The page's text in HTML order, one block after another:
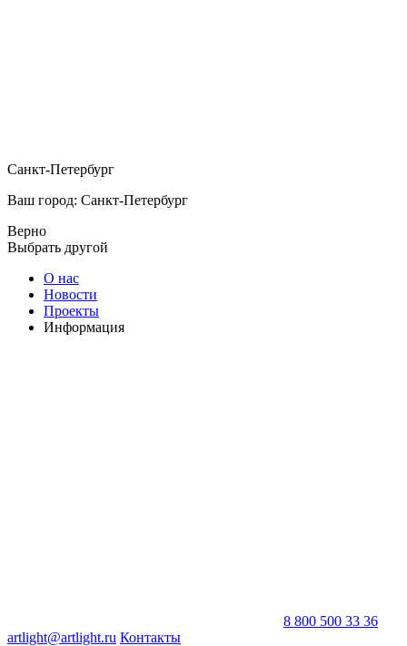
Санкт-Петербург
Ваш город: Санкт-Петербург
Верно
Выбрать другой
О нас
Новости
Проекты
Информация
8 800 500 33 36
artlight@artlight.ru Контакты